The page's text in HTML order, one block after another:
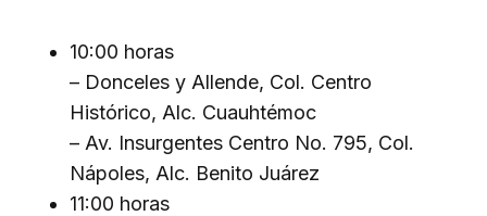
10:00 horas
– Donceles y Allende, Col. Centro
Histórico, Alc. Cuauhtémoc
– Av. Insurgentes Centro No. 795, Col.
Nápoles, Alc. Benito Juárez
11:00 horas